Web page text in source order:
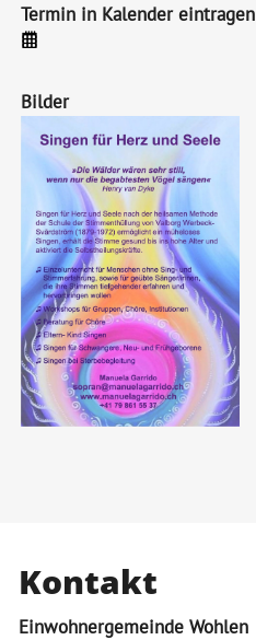
Termin in Kalender eintragen
Bilder
Kontakt
Einwohnergemeinde Wohlen